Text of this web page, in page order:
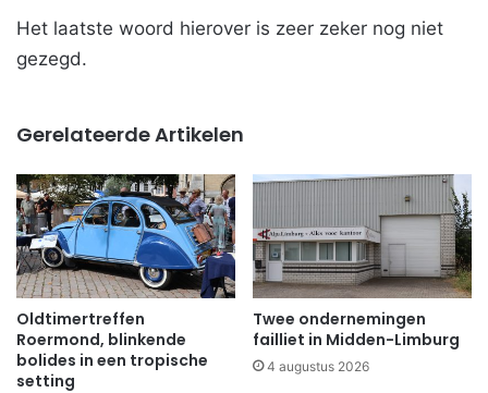
Het laatste woord hierover is zeer zeker nog niet
gezegd.
Gerelateerde Artikelen
Oldtimertreffen
Roermond, blinkende
bolides in een tropische
setting
Twee ondernemingen
failliet in Midden-Limburg
4 augustus 2026